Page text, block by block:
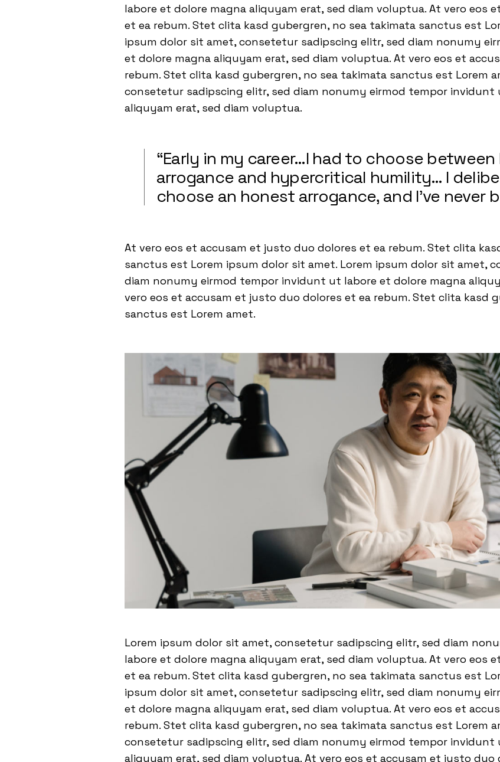
labore et dolore magna aliquyam erat, sed diam voluptua. At vero eos
et ea rebum. Stet clita kasd gubergren, no sea takimata sanctus est
ipsum dolor sit amet, consetetur sadipscing elitr, sed diam nonumy
et dolore magna aliquyam erat, sed diam voluptua. At vero eos et
rebum. Stet clita kasd gubergren, no sea takimata sanctus est Lorem
consetetur sadipscing elitr, sed diam nonumy eirmod tempor invidunt
aliquyam erat, sed diam voluptua.
“Early in my career…I had to choose
arrogance and hypercritical humility… I
choose an honest arrogance, and I’ve never
At vero eos et accusam et justo duo dolores et ea rebum. Stet clita
sanctus est Lorem ipsum dolor sit amet. Lorem ipsum dolor sit amet,
diam nonumy eirmod tempor invidunt ut labore et dolore magna
vero eos et accusam et justo duo dolores et ea rebum. Stet clita kasd
sanctus est Lorem amet.
Lorem ipsum dolor sit amet, consetetur sadipscing elitr, sed diam
labore et dolore magna aliquyam erat, sed diam voluptua. At vero eos
et ea rebum. Stet clita kasd gubergren, no sea takimata sanctus est
ipsum dolor sit amet, consetetur sadipscing elitr, sed diam nonumy
et dolore magna aliquyam erat, sed diam voluptua. At vero eos et
rebum. Stet clita kasd gubergren, no sea takimata sanctus est Lorem
consetetur sadipscing elitr, sed diam nonumy eirmod tempor invidunt
aliquyam erat, sed diam voluptua. At vero eos et accusam et justo duo